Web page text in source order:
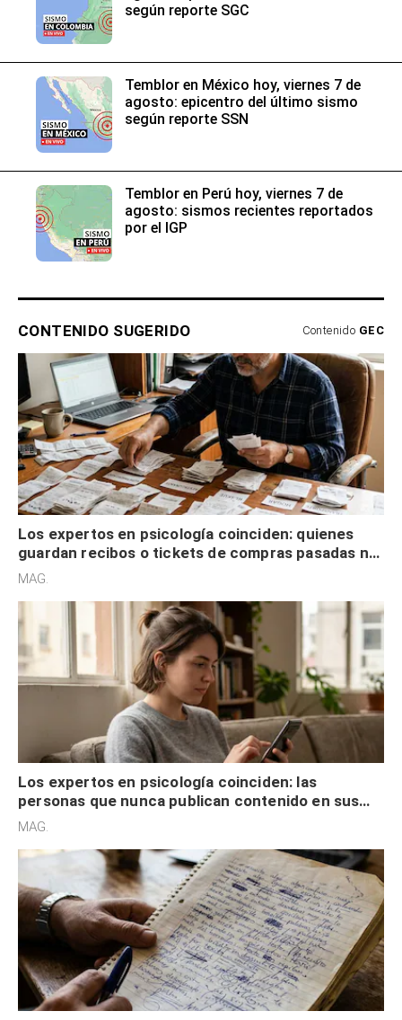
según reporte SGC
Temblor en México hoy, viernes 7 de
agosto: epicentro del último sismo
según reporte SSN
Temblor en Perú hoy, viernes 7 de
agosto: sismos recientes reportados
por el IGP
CONTENIDO SUGERIDO Contenido GEC
Los expertos en psicología coinciden: quienes
guardan recibos o tickets de compras pasadas no
son acumuladores, sino que tienen necesidad de
MAG.
Los expertos en psicología coinciden: las
personas que nunca publican contenido en sus
redes sociales no pretenden buscar validación
MAG.